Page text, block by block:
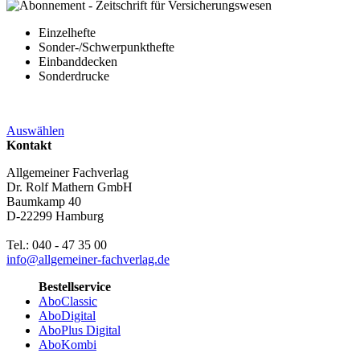
Einzelhefte
Sonder-/Schwerpunkthefte
Einbanddecken
Sonderdrucke
Auswählen
Kontakt
Allgemeiner Fachverlag
Dr. Rolf Mathern GmbH
Baumkamp 40
D-22299 Hamburg
Tel.: 040 - 47 35 00
info@allgemeiner-fachverlag.de
Bestellservice
AboClassic
AboDigital
AboPlus Digital
AboKombi